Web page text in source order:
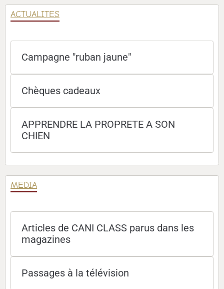
ACTUALITES
Campagne "ruban jaune"
Chèques cadeaux
APPRENDRE LA PROPRETE A SON
CHIEN
MEDIA
Articles de CANI CLASS parus dans les
magazines
Passages à la télévision